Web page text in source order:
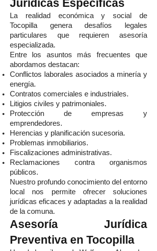
Jurídicas Específicas
La realidad económica y social de
Tocopilla genera desafíos legales
particulares que requieren asesoría
especializada.
Entre los asuntos más frecuentes que
abordamos destacan:
Conflictos laborales asociados a minería y
energía.
Contratos comerciales e industriales.
Litigios civiles y patrimoniales.
Protección de empresas y
emprendedores.
Herencias y planificación sucesoria.
Problemas inmobiliarios.
Fiscalizaciones administrativas.
Reclamaciones contra organismos
públicos.
Nuestro profundo conocimiento del entorno
local nos permite ofrecer soluciones
jurídicas eficaces y adaptadas a la realidad
de la comuna.
Asesoría Jurídica
Preventiva en Tocopilla